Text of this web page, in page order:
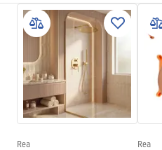
Az üveg színe
A nyitás módja
Összeszerelés
Magasság
A kabin iránya
Garancia
Easy Clean bevonat
Manual
Instrukcja Kabiny Montana.pdf
Rea Rea